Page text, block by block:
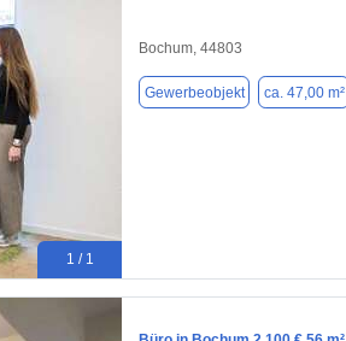
1 / 1
Bochum, 44803
Gewerbeobjekt ca. 47,00 m²